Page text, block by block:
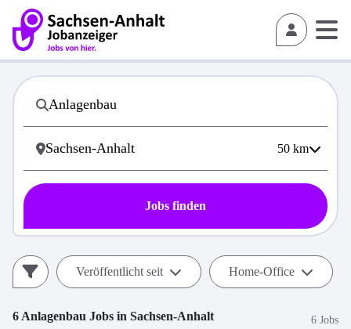
50 km
Jobs finden
Veröffentlicht seit Home-Office
6 Anlagenbau Jobs in Sachsen-Anhalt 6 Jobs